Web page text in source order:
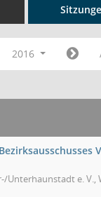
2016
Unterhaunstadt e. V.,